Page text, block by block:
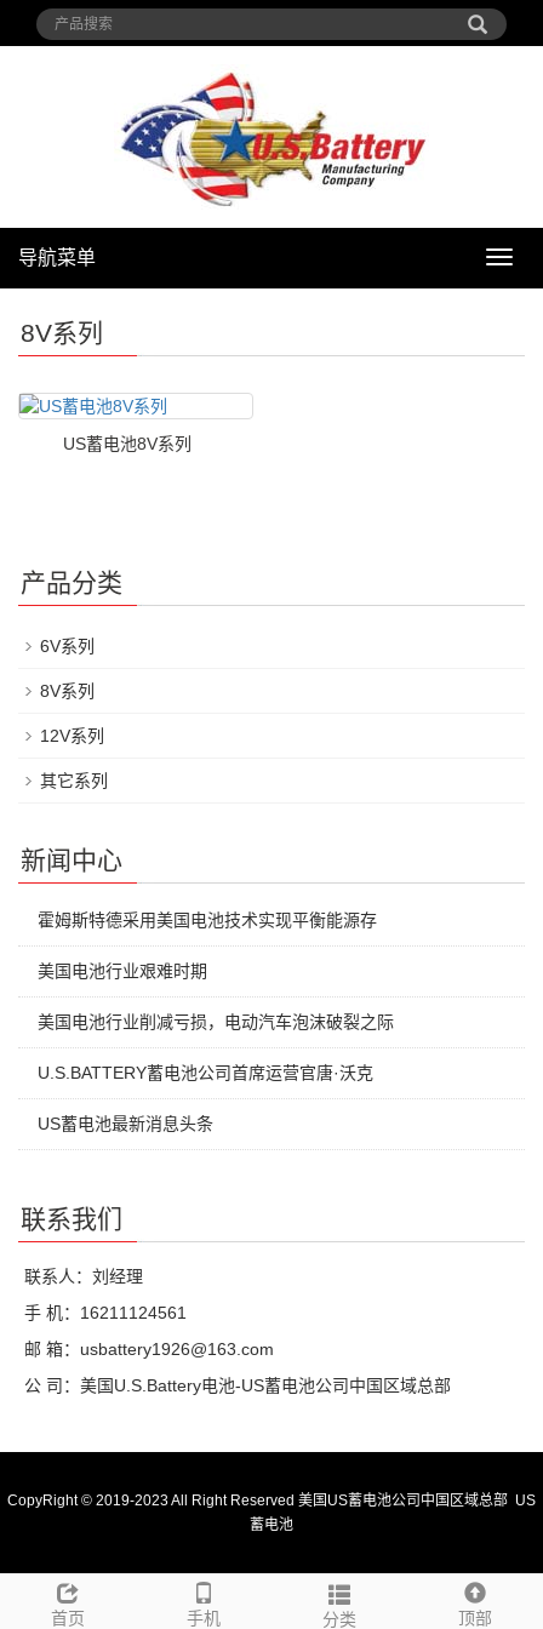
导
导航菜单
8V系列
US蓄电池8V系列
产品分类
6V系列
8V系列
12V系列
其它系列
新闻中心
霍姆斯特德采用美国电池技术实现平衡能源存
美国电池行业艰难时期
美国电池行业削减亏损，电动汽车泡沫破裂之际
U.S.BATTERY蓄电池公司首席运营官唐·沃克
US蓄电池最新消息头条
联系我们
联系人：刘经理
手 机：16211124561
邮 箱：usbattery1926@163.com
公 司：美国U.S.Battery电池-US蓄电池公司中国区域总部
首页 手机 分类 顶部
CopyRight © 2019-2023 All Right Reserved 美国US蓄电池公司中国区域总部 US
蓄电池